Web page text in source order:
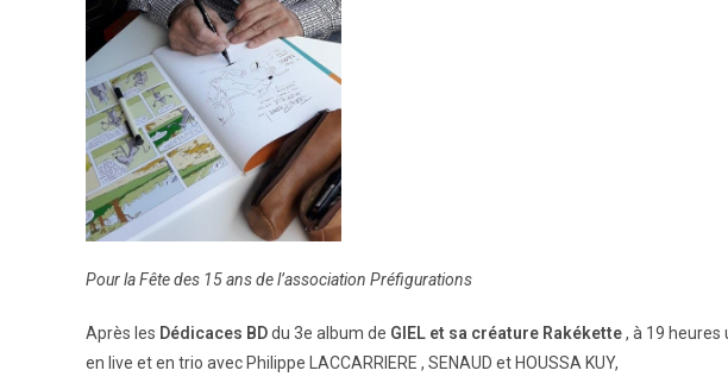
Pour la Fête des 15 ans de l’association Préfigurations
Après les Dédicaces BDdu 3e album de GIEL et sa créature Rakékette, à 19
en live et en trio avec Philippe LACCARRIERE , SENAUD et HOUSSA KUY,